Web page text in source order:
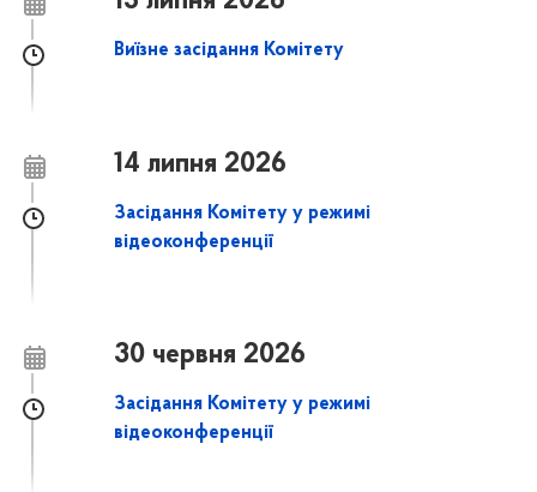
Виїзне засідання Комітету
14 липня 2026
Засідання Комітету у режимі
відеоконференції
30 червня 2026
Засідання Комітету у режимі
відеоконференції